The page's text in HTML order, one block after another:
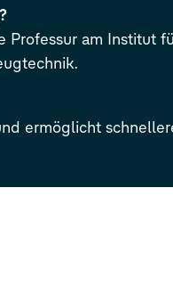
Professur am Institut
ermöglicht